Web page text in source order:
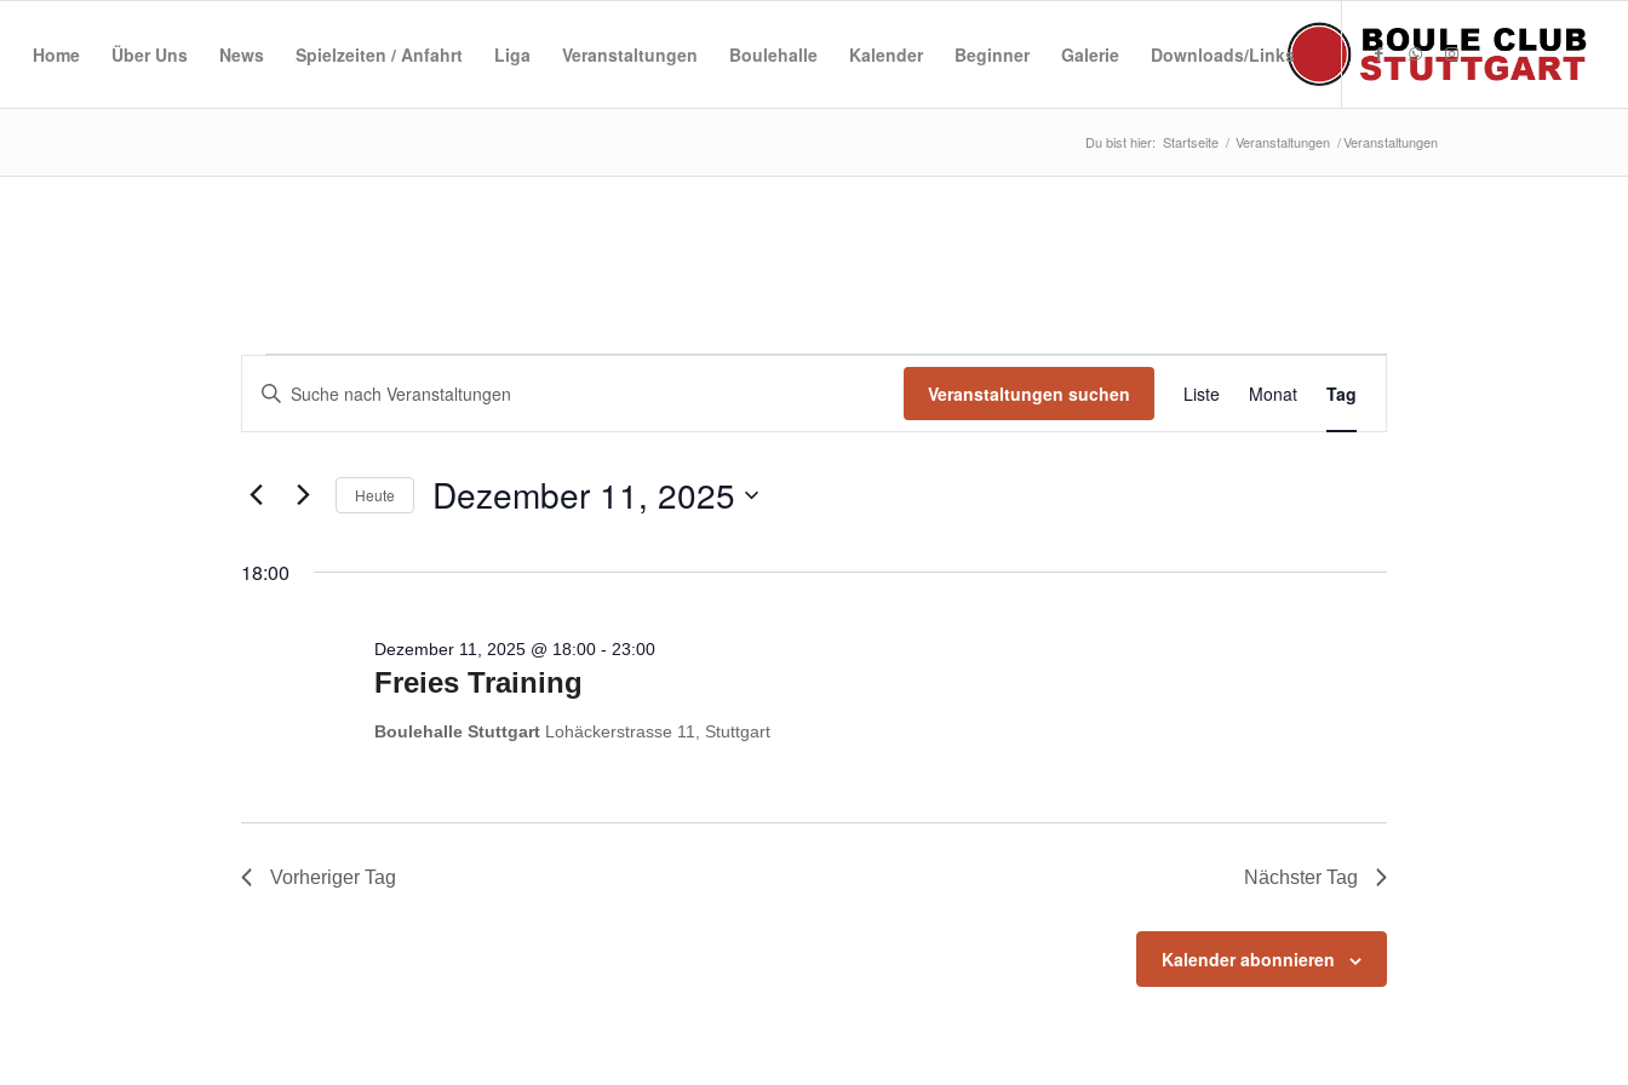
Home Über Uns News Spielzeiten / Anfahrt Liga Veranstaltungen Boulehalle Kalender Beginner Galerie Downloads/Links
Du bist hier: Startseite / Veranstaltungen /Veranstaltungen
Veranstaltungen
für
Dezember
11,
2025
Veranstaltungen
Suche
und
Ansichten,
Navigation
Bitte
Schlüsselwort
eingeben.
nach
Veranstaltungen
Veranstaltungen suchen
Veranstaltung
Ansichten-
Navigation
Liste Monat Tag
Heute Dezember 11, 2025
18:00
Freies Training
Dezember 11, 2025 @ 18:00 - 23:00
Boulehalle Stuttgart Lohäckerstrasse 11, Stuttgart
Vorheriger Tag Nächster Tag
Kalender abonnieren